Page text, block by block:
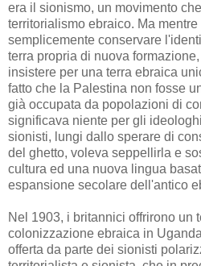
era il sionismo, un movimento
territorialismo ebraico. Ma
semplicemente conservare
terra propria di nuova
insistere per una terra ebraica
fatto che la Palestina non fosse
già occupata da popolazioni di
significava niente per gli
sionisti, lungi dallo sperare di
del ghetto, voleva seppellirla e
cultura ed una nuova lingua
espansione secolare dell'antico
Nel 1903, i britannici offrirono un
colonizzazione ebraica in
offerta da parte dei sionisti